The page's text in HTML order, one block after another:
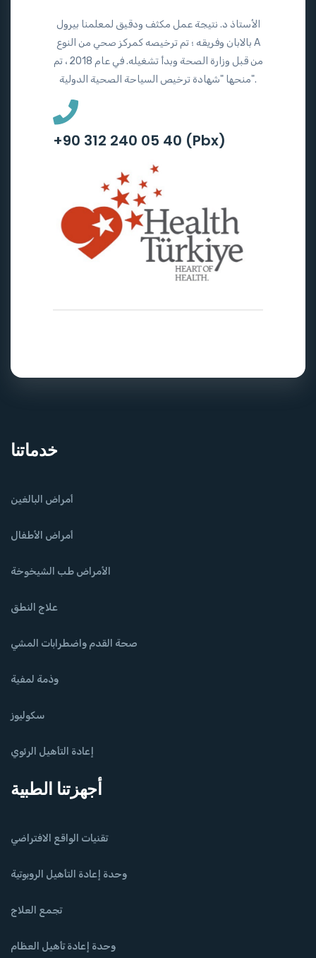
الأستاذ د. نتيجة عمل مكثف ودقيق لمعلمنا بيرول
بالابان وفريقه ؛ تم ترخيصه كمركز صحي من النوع A
من قبل وزارة الصحة وبدأ تشغيله. في عام 2018 ، تم
منحها "شهادة ترخيص السياحة الصحية الدولية".
+90 312 240 05 40 (Pbx)
خدماتنا
أمراض البالغين
أمراض الأطفال
الأمراض طب الشيخوخة
علاج النطق
صحة القدم واضطرابات المشي
وذمة لمفية
سكوليوز
إعادة التأهيل الرئوي
أجهزتنا الطبية
تقنيات الواقع الافتراضي
وحدة إعادة التأهيل الروبوتية
تجمع العلاج
وحدة إعادة تأهيل العظام